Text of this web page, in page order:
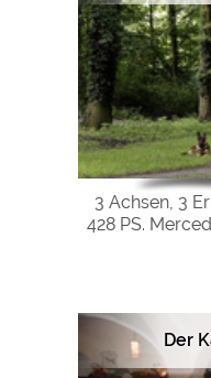
3 Achsen, 3
428 PS.
Der